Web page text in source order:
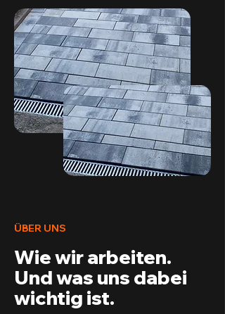
ÜBER UNS
Wie wir arbeiten.
Und was uns dabei
wichtig ist.